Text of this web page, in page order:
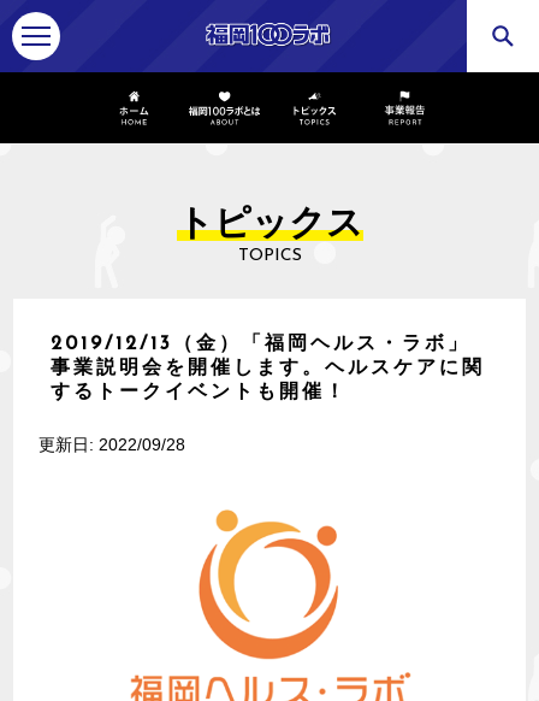
トピックス
TOPICS
2019/12/13（金）「福岡ヘルス・ラボ」
事業説明会を開催します。ヘルスケアに関
するトークイベントも開催！
更新日: 2022/09/28
アーカイブ